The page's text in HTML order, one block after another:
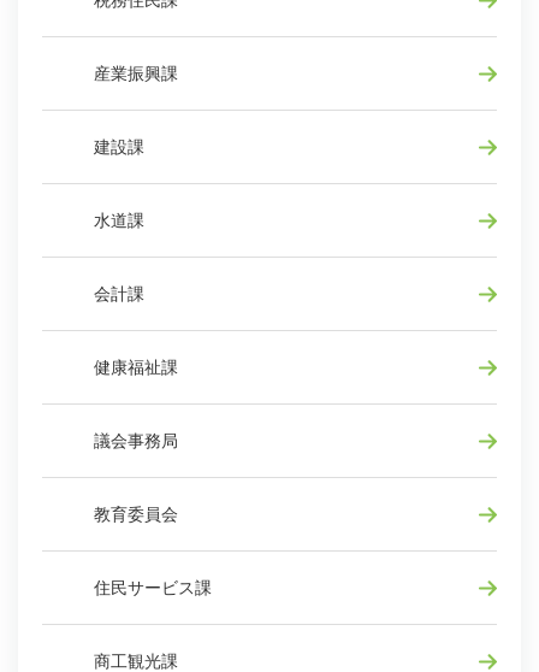
産業振興課
建設課
水道課
会計課
健康福祉課
議会事務局
教育委員会
住民サービス課
商工観光課